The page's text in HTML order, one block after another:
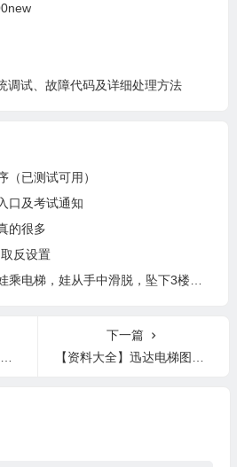
调试、故障代码及详细处理方法
（已测试可用）
口及考试通知
的很多
反设置
电梯，娃从手中滑脱，坠下3楼身亡
下一篇
【资料大全】迅达电梯图纸调试资料维修资料免费送